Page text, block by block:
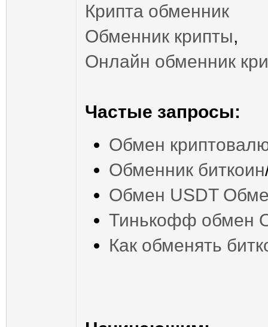
Крипта обменник
Обменник крипты,
Онлайн обменник
Частые запросы:
Обмен
Обменник биткоин
Обмен USDT
Тинькофф обмен
Как обменять